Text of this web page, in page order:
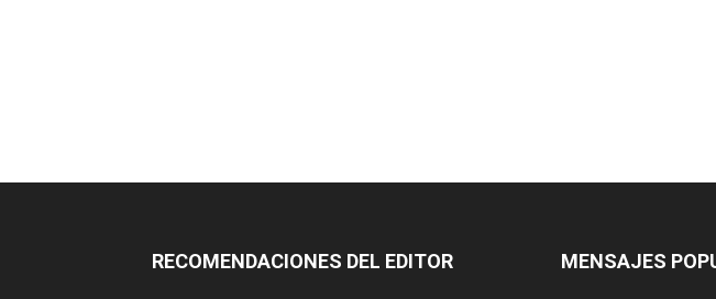
RECOMENDACIONES DEL EDITOR MENSAJES